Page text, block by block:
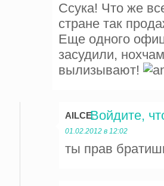
Ссука! Что же
стране так
Еще одного
засудили,
вылизывают!
AILCE:
01.02.2012 в 12:02
ты прав
Войдите,